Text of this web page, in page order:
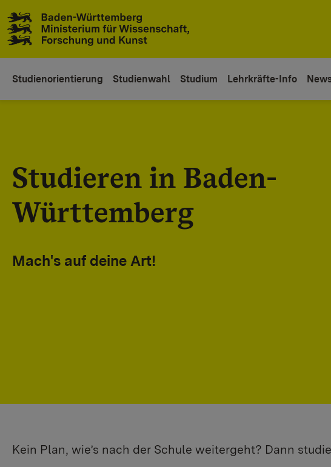
Studienorientierung Studienwahl Studium Lehrkräfte-Info
Studieren in Baden-
Württemberg
Mach's auf deine Art!
Kein Plan, wie’s nach der Schule weitergeht? Dann